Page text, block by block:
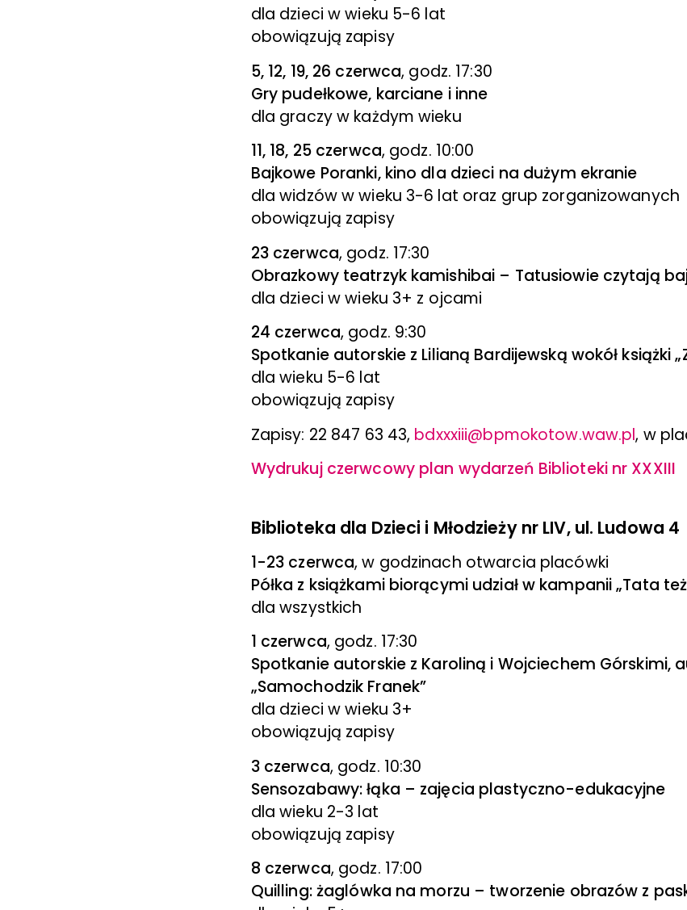
dla dzieci w wieku 5-6 lat
obowiązują zapisy
5, 12, 19, 26 czerwca, godz. 17:30
Gry pudełkowe, karciane i inne
dla graczy w każdym wieku
11, 18, 25 czerwca, godz. 10:00
Bajkowe Poranki, kino dla dzieci na dużym ekranie
dla widzów w wieku 3-6 lat oraz grup zorganizowanych
obowiązują zapisy
23 czerwca, godz. 17:30
Obrazkowy teatrzyk kamishibai – Tatusiowie czytają
dla dzieci w wieku 3+ z ojcami
24 czerwca, godz. 9:30
Spotkanie autorskie z Lilianą Bardijewską wokół książki
dla wieku 5-6 lat
obowiązują zapisy
Zapisy: 22 847 63 43, bdxxxiii@bpmokotow.waw.pl, w
Wydrukuj czerwcowy plan wydarzeń Biblioteki nr XXXIII
Biblioteka dla Dzieci i Młodzieży nr LIV, ul. Ludowa 4
1-23 czerwca, w godzinach otwarcia placówki
Półka z książkami biorącymi udział w kampanii „Tata
dla wszystkich
1 czerwca, godz. 17:30
Spotkanie autorskie z Karoliną i Wojciechem Górskimi,
„Samochodzik Franek”
dla dzieci w wieku 3+
obowiązują zapisy
3 czerwca, godz. 10:30
Sensozabawy: łąka – zajęcia plastyczno-edukacyjne
dla wieku 2-3 lat
obowiązują zapisy
8 czerwca, godz. 17:00
Quilling: żaglówka na morzu – tworzenie obrazów z